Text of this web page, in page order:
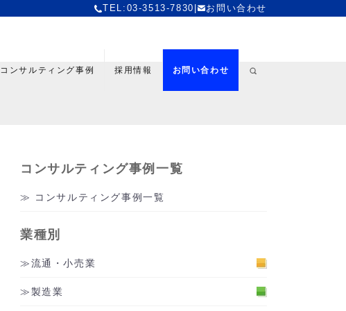
TEL:03-3513-7830 お問い合わせ
コンサルティング事例 採用情報 お問い合わせ
コンサルティング事例一覧
コンサルティング事例一覧
業種別
流通・小売業
製造業